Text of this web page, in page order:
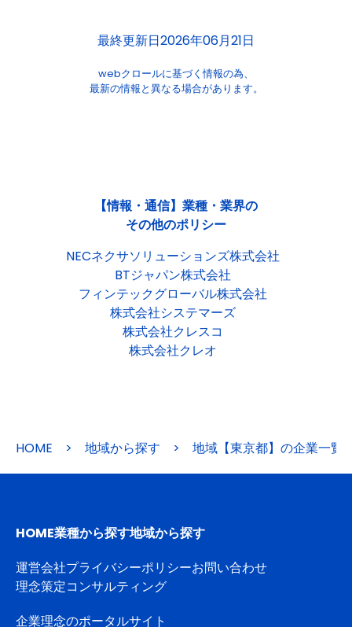
最終更新日2026年06月21日
webクロールに基づく情報の為、
最新の情報と異なる場合があります。
【情報・通信】業種・業界の
その他のポリシー
NECネクサソリューションズ株式会社
BTジャパン株式会社
フィンテックグローバル株式会社
株式会社システマーズ
株式会社クレスコ
株式会社クレオ
HOME > 地域から探す > 地域【東京都】の企業一覧
HOME業種から探す地域から探す
運営会社プライバシーポリシーお問い合わせ
理念策定コンサルティング
企業理念のポータルサイト